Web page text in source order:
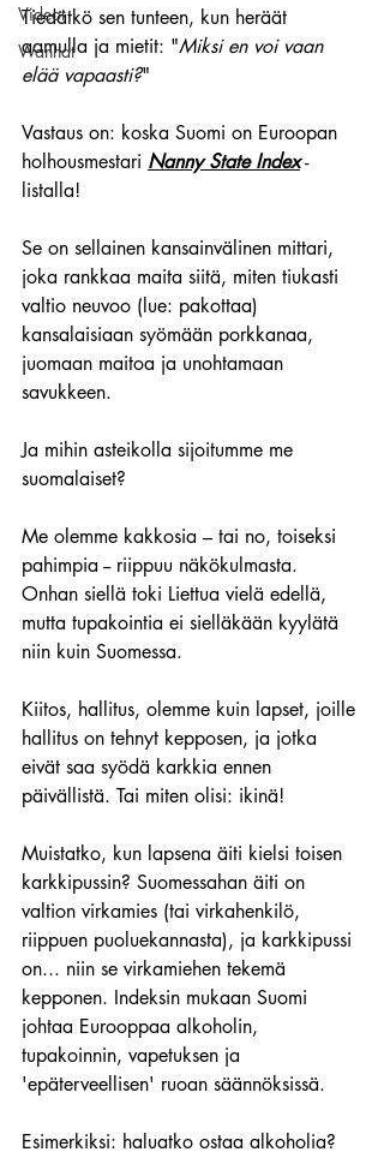
Videot
Wanhat
Tiedätkö sen tunteen, kun heräät
aamulla ja mietit: "Miksi en voi vaan
elää vapaasti?"
Vastaus on: koska Suomi on Euroopan
holhousmestari Nanny State Index -
listalla!
Se on sellainen kansainvälinen mittari,
joka rankkaa maita siitä, miten tiukasti
valtio neuvoo (lue: pakottaa)
kansalaisiaan syömään porkkanaa,
juomaan maitoa ja unohtamaan
savukkeen.
Ja mihin asteikolla sijoitumme me
suomalaiset?
Me olemme kakkosia – tai no, toiseksi
pahimpia -- riippuu näkökulmasta.
Onhan siellä toki Liettua vielä edellä,
mutta tupakointia ei sielläkään kyylätä
niin kuin Suomessa.
Kiitos, hallitus, olemme kuin lapset, joille
hallitus on tehnyt kepposen, ja jotka
eivät saa syödä karkkia ennen
päivällistä. Tai miten olisi: ikinä!
Muistatko, kun lapsena äiti kielsi toisen
karkkipussin? Suomessahan äiti on
valtion virkamies (tai virkahenkilö,
riippuen puoluekannasta), ja karkkipussi
on... niin se virkamiehen tekemä
kepponen. Indeksin mukaan Suomi
johtaa Eurooppaa alkoholin,
tupakoinnin, vapetuksen ja
'epäterveellisen' ruoan säännöksissä.
Esimerkiksi: haluatko ostaa alkoholia?